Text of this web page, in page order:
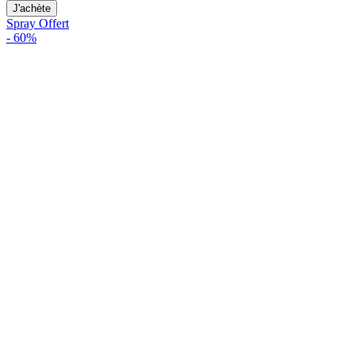
J'achète
Spray Offert
- 60%